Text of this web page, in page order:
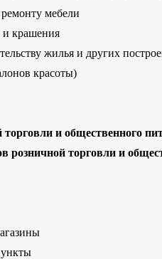
мебели
и крашения
жилья и других
красоты)
и общественного
розничной торговли и